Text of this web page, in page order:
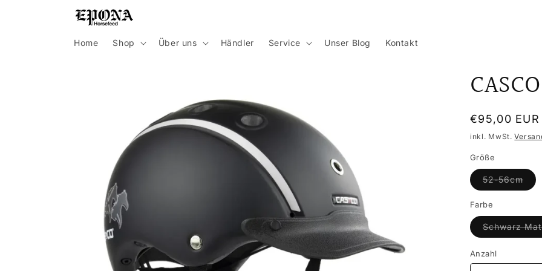
Home Shop Über uns Händler Service Unser Blog Kontakt
Normaler
Preis
€95,00 EUR
inkl. MwSt.
Größe
52-56cm
Farbe
Schwarz
Anzahl